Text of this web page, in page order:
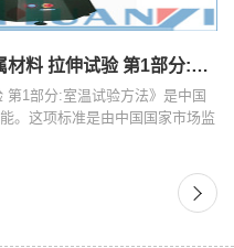
国家标准:GB/T 228.1-2021 金属材料 拉伸试验 第1部分:室温试验方法
第1部分:室温试验方法》是中国
。这项标准是由中国国家市场监